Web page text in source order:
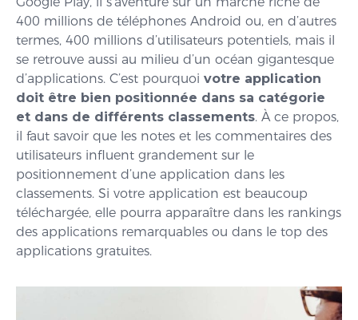
400 millions de téléphones Android ou, en d’autres
termes, 400 millions d’utilisateurs potentiels, mais il
se retrouve aussi au milieu d’un océan gigantesque
d’applications. C’est pourquoi votre application
doit être bien positionnée dans sa catégorie
et dans de différents classements. À ce propos,
il faut savoir que les notes et les commentaires des
utilisateurs influent grandement sur le
positionnement d’une application dans les
classements. Si votre application est beaucoup
téléchargée, elle pourra apparaître dans les rankings
des applications remarquables ou dans le top des
applications gratuites.